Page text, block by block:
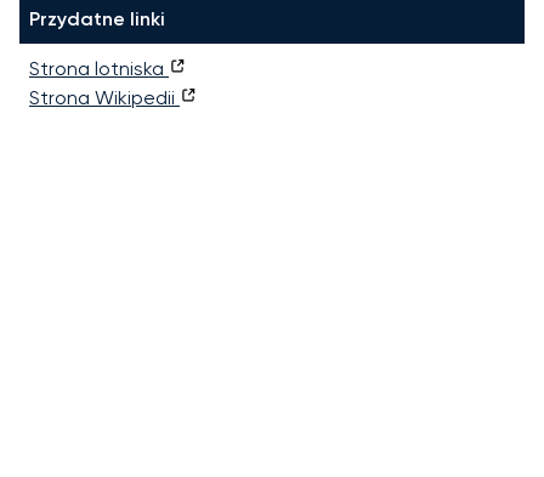
Przydatne linki
Strona lotniska
Strona Wikipedii